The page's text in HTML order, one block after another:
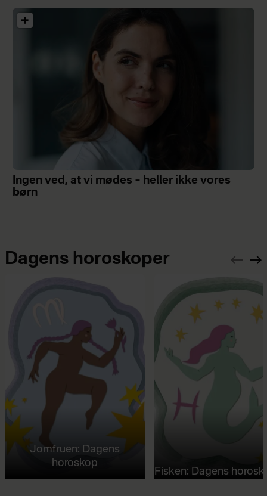
Ingen ved, at vi mødes – heller ikke vores
børn
Dagens horoskoper
Jomfruen: Dagens
horoskop
Fisken: Dagens